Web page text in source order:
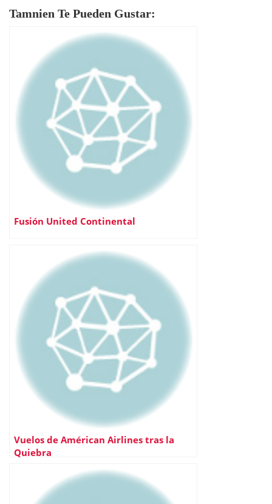
Tamnien Te Pueden Gustar:
Fusión United Continental
Vuelos de Américan Airlines tras la
Quiebra